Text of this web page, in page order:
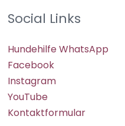
Social Links
Hundehilfe WhatsApp
Facebook
Instagram
YouTube
Kontaktformular